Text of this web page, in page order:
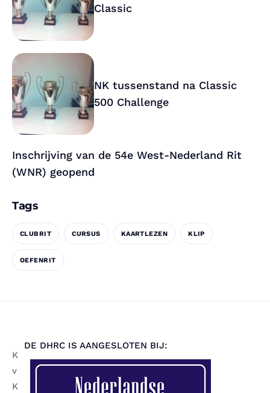
Classic
NK tussenstand na Classic
500 Challenge
Inschrijving van de 54e West-Nederland Rit
(WNR) geopend
Tags
CLUBRIT CURSUS KAARTLEZEN KLIP
OEFENRIT
K
v
K
DE DHRC IS AANGESLOTEN BIJ: